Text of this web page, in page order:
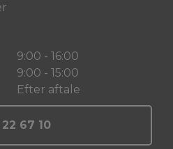
9:00 - 16:00
9:00 - 15:00
Efter aftale
67 10